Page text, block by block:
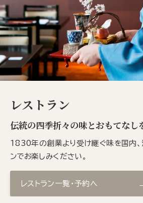
レストラン
伝統の四季折々の味とおもてなし
1830年の創業より受け継ぐ味を国内、
ンでお楽しみください。
レストラン一覧・予約へ